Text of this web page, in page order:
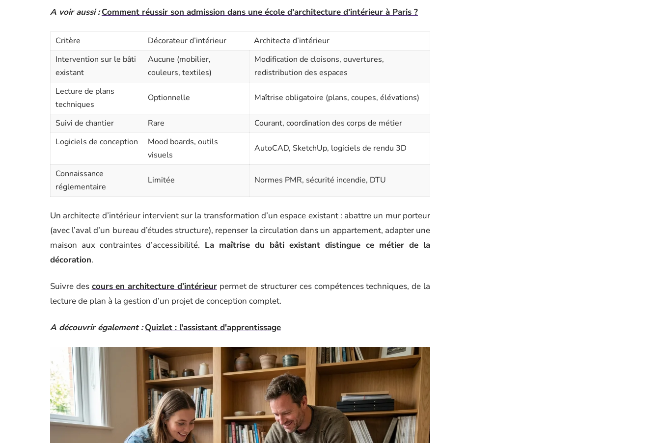
A voir aussi : Comment réussir son admission dans une école d'architecture d'intérieur à Paris ?
Critère Décorateur d’intérieur
Architecte d’intérieur
Intervention sur le bâti
existant
Aucune (mobilier,
couleurs, textiles)
Modification de cloisons, ouvertures,
redistribution des espaces
Lecture de plans
techniques
Optionnelle Maîtrise obligatoire (plans, coupes, élévations)
Suivi de chantier Rare
Courant, coordination des corps de métier
Logiciels de conception
Mood boards, outils
visuels
AutoCAD, SketchUp, logiciels de rendu 3D
Connaissance
réglementaire
Limitée Normes PMR, sécurité incendie, DTU
Un architecte d’intérieur intervient sur la transformation d’un espace existant : abattre un mur porteur
(avec l’aval d’un bureau d’études structure), repenser la circulation dans un appartement, adapter une
maison aux contraintes d’accessibilité. La maîtrise du bâti existant distingue ce métier de la
décoration.
Suivre des cours en architecture d’intérieurpermet de structurer ces compétences techniques, de la
lecture de plan à la gestion d’un projet de conception complet.
A découvrir également : Quizlet : l'assistant d'apprentissage